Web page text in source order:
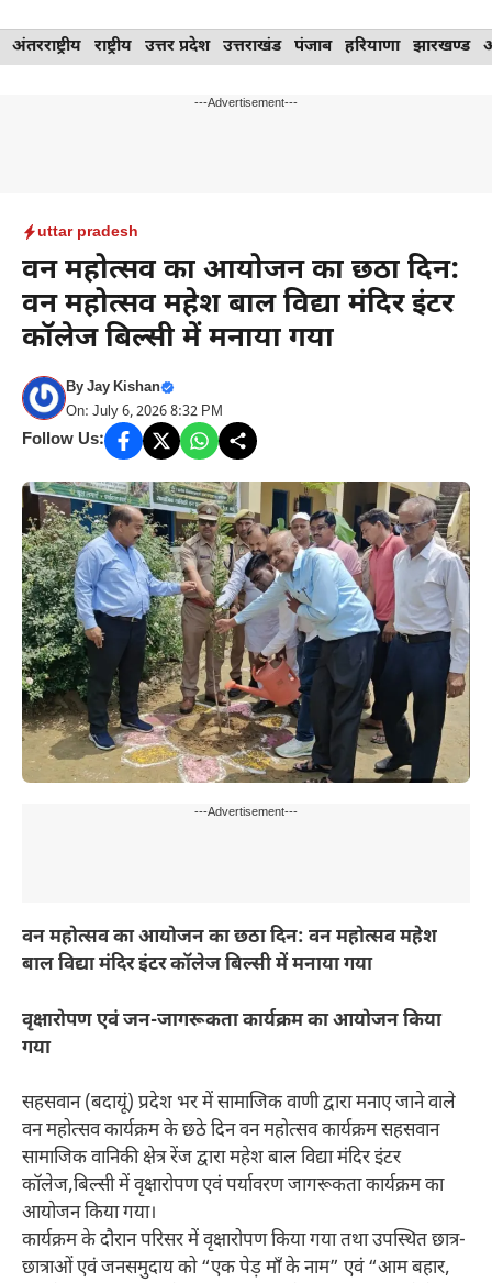
Skip
to
अंतरराष्ट्रीय राष्ट्रीय उत्तर प्रदेश उत्तराखंड पंजाब हरियाणा झारखण्ड
---Advertisement---
uttar pradesh
वन महोत्सव का आयोजन का छठा दिन:
वन महोत्सव महेश बाल विद्या मंदिर इंटर
कॉलेज बिल्सी में मनाया गया
ByJay Kishan
On: July 6, 2026 8:32 PM
Follow Us:
---Advertisement---
वन महोत्सव का आयोजन का छठा दिन: वन महोत्सव महेश
बाल विद्या मंदिर इंटर कॉलेज बिल्सी में मनाया गया
वृक्षारोपण एवं जन-जागरूकता कार्यक्रम का आयोजन किया
गया
सहसवान (बदायूं) प्रदेश भर में सामाजिक वाणी द्वारा मनाए जाने वाले
वन महोत्सव कार्यक्रम के छठे दिन वन महोत्सव कार्यक्रम सहसवान
सामाजिक वानिकी क्षेत्र रेंज द्वारा महेश बाल विद्या मंदिर इंटर
कॉलेज,बिल्सी में वृक्षारोपण एवं पर्यावरण जागरूकता कार्यक्रम का
आयोजन किया गया।
कार्यक्रम के दौरान परिसर में वृक्षारोपण किया गया तथा उपस्थित छात्र-
छात्राओं एवं जनसमुदाय को “एक पेड़ माँ के नाम” एवं “आम बहार,